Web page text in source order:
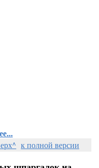
к полной версии